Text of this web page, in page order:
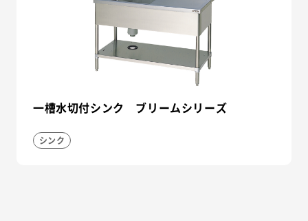
一槽水切付シンク ブリームシリーズ
シンク